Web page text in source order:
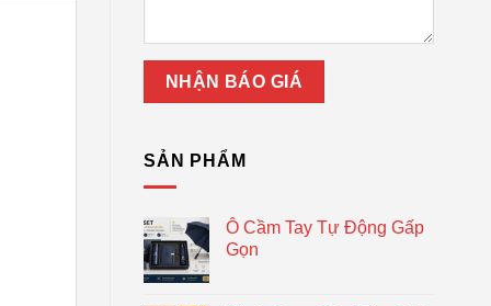
SẢN PHẨM
Ô Cầm Tay Tự Động Gấp
Gọn